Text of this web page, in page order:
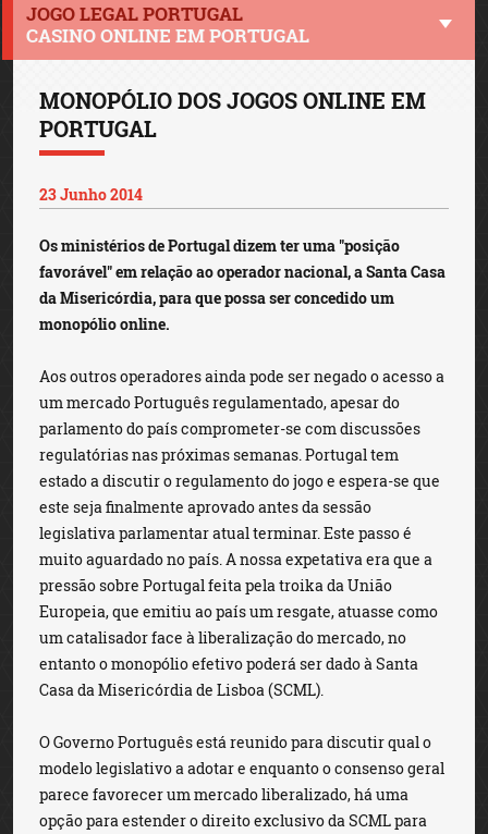
JOGO LEGAL PORTUGAL
CASINO ONLINE EM PORTUGAL
MONOPÓLIO DOS JOGOS ONLINE EM
PORTUGAL
23 Junho 2014
Os ministérios de Portugal dizem ter uma "posição
favorável" em relação ao operador nacional, a Santa Casa
da Misericórdia, para que possa ser concedido um
monopólio online.
Aos outros operadores ainda pode ser negado o acesso a
um mercado Português regulamentado, apesar do
parlamento do país comprometer-se com discussões
regulatórias nas próximas semanas. Portugal tem
estado a discutir o regulamento do jogo e espera-se que
este seja finalmente aprovado antes da sessão
legislativa parlamentar atual terminar. Este passo é
muito aguardado no país. A nossa expetativa era que a
pressão sobre Portugal feita pela troika da União
Europeia, que emitiu ao país um resgate, atuasse como
um catalisador face à liberalização do mercado, no
entanto o monopólio efetivo poderá ser dado à Santa
Casa da Misericórdia de Lisboa (SCML).
O Governo Português está reunido para discutir qual o
modelo legislativo a adotar e enquanto o consenso geral
parece favorecer um mercado liberalizado, há uma
opção para estender o direito exclusivo da SCML para